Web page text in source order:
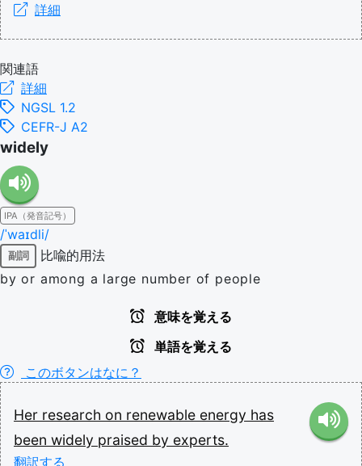
詳細
関連語
詳細
NGSL 1.2
CEFR-J A2
widely
IPA（発音記号）
/ˈwaɪdli/
副詞
比喩的用法
by or among a large number of people
意味を覚える
単語を覚える
このボタンはなに？
Her research on renewable energy has
been widely praised by experts.
翻訳する